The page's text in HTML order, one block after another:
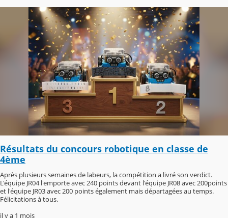
Résultats du concours robotique en classe de
4ème
Après plusieurs semaines de labeurs, la compétition a livré son verdict.
L'équipe JR04 l'emporte avec 240 points devant l'équipe JR08 avec 200points
et l'équipe JR03 avec 200 points également mais départagées au temps.
Félicitations à tous.
il y a 1 mois